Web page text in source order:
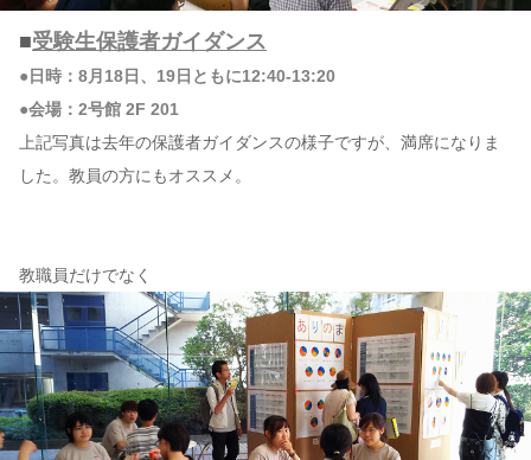
■受験生保護者ガイダンス
●日時：8月18日、19日ともに12:40-13:20
●会場：2号館 2F 201
上記写真は去年の保護者ガイダンスの様子ですが、満席になりま
した。教員の方にもオススメ。
教職員だけでなく